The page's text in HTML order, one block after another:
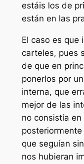
estáis los de
están en las
El caso es que
carteles, pues
de que en
ponerlos por
interna, que
mejor de las
no consistía
que seguían
nos hubieran